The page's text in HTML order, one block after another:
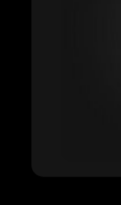
En un mundo
de la identidad
La
digitales y
desempeñará
las